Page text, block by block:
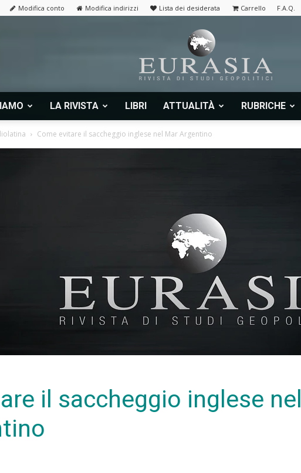
Modifica conto Modifica indirizzi Lista dei desiderata Carrello F.A.Q.
Rivista
LA RIVISTA LIBRI ATTUALITÀ RUBRICHE
Come evitare il saccheggio inglese nel Mar Argentino
il saccheggio inglese nel